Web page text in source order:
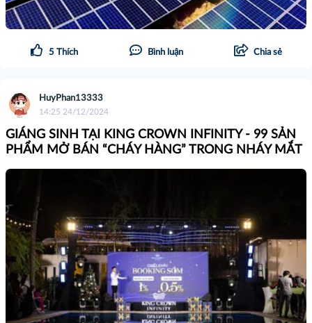
5 Thích Bình luận Chia sẻ
HuyPhan13333
14:25 24/12/2024
GIÁNG SINH TẠI KING CROWN INFINITY - 99 SẢN
PHẨM MỞ BÁN “CHÁY HÀNG” TRONG NHÁY MẮT